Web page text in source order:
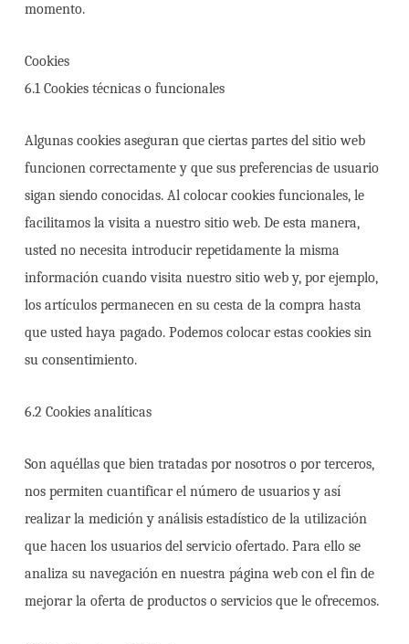
momento.
Cookies
6.1 Cookies técnicas o funcionales
Algunas cookies aseguran que ciertas partes del sitio web
funcionen correctamente y que sus preferencias de usuario
sigan siendo conocidas. Al colocar cookies funcionales, le
facilitamos la visita a nuestro sitio web. De esta manera,
usted no necesita introducir repetidamente la misma
información cuando visita nuestro sitio web y, por ejemplo,
los artículos permanecen en su cesta de la compra hasta
que usted haya pagado. Podemos colocar estas cookies sin
su consentimiento.
6.2 Cookies analíticas
Son aquéllas que bien tratadas por nosotros o por terceros,
nos permiten cuantificar el número de usuarios y así
realizar la medición y análisis estadístico de la utilización
que hacen los usuarios del servicio ofertado. Para ello se
analiza su navegación en nuestra página web con el fin de
mejorar la oferta de productos o servicios que le ofrecemos.